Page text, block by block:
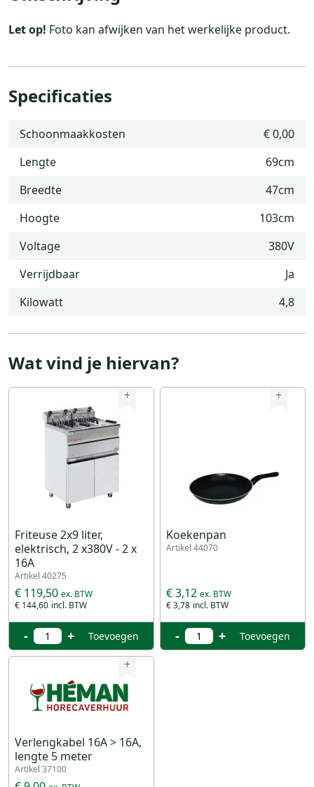
Let op! Foto kan afwijken van het werkelijke product.
Specificaties
Schoonmaakkosten
€ 0,00
Lengte
69cm
Breedte
47cm
Hoogte
103cm
Voltage
380V
Verrijdbaar
Ja
Kilowatt
4,8
Wat vind je hiervan?
+
Friteuse 2x9 liter,
elektrisch, 2 x380V - 2 x
16A
Artikel 40275
€ 144,60
€ 119,50
- + Toevoegen
+
Koekenpan
Artikel 44070
€ 3,78
€ 3,12
- + Toevoegen
+
Verlengkabel 16A > 16A,
lengte 5 meter
Artikel 37100